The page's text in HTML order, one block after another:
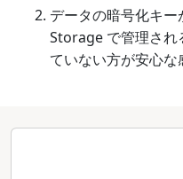
データの暗号化キー
Storage で管理され
ていない方が安心な